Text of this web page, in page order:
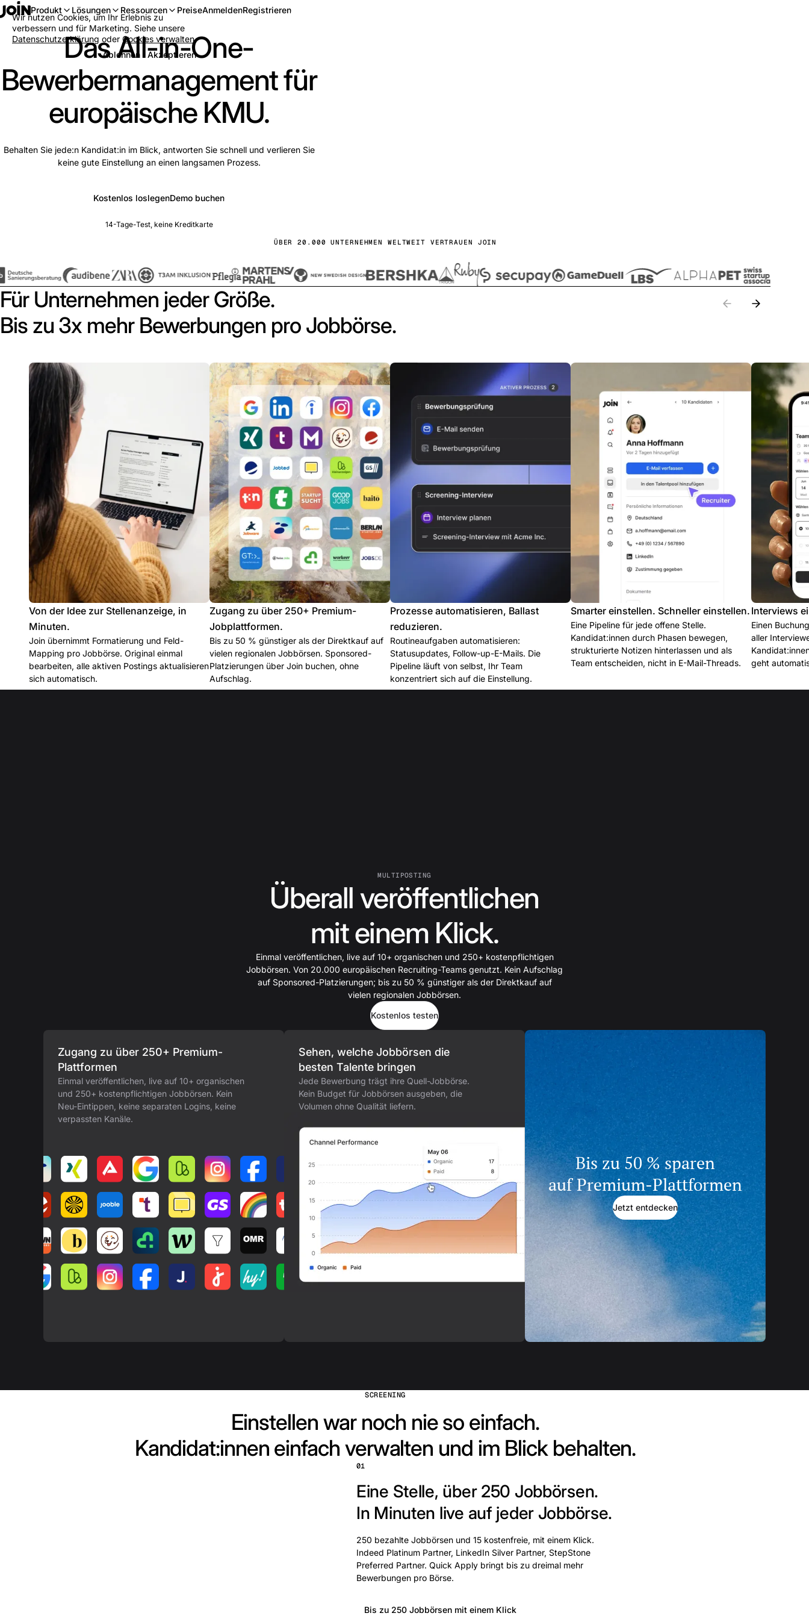
Produkt Lösungen Ressourcen PreiseAnmeldenRegistrieren
Das All-in-One-
Bewerbermanagement für
europäische KMU.
Behalten Sie jede:n Kandidat:in im Blick, antworten Sie schnell und verlieren Sie
keine gute Einstellung an einen langsamen Prozess.
Kostenlos loslegenDemo buchen
14-Tage-Test, keine Kreditkarte
ÜBER 20.000 UNTERNEHMEN WELTWEIT VERTRAUEN JOIN
Für Unternehmen jeder Größe.
Bis zu 3x mehr Bewerbungen pro Jobbörse.
Von der Idee zur Stellenanzeige, in
Minuten.
Join übernimmt Formatierung und Feld-
Mapping pro Jobbörse. Original einmal
bearbeiten, alle aktiven Postings aktualisieren
sich automatisch.
Zugang zu über 250+ Premium-
Jobplattformen.
Bis zu 50 % günstiger als der Direktkauf auf
vielen regionalen Jobbörsen. Sponsored-
Platzierungen über Join buchen, ohne
Aufschlag.
Prozesse automatisieren, Ballast
reduzieren.
Routineaufgaben automatisieren:
Statusupdates, Follow-up-E-Mails. Die
Pipeline läuft von selbst, Ihr Team
konzentriert sich auf die Einstellung.
Smarter einstellen. Schneller einstellen.
Eine Pipeline für jede offene Stelle.
Kandidat:innen durch Phasen bewegen,
strukturierte Notizen hinterlassen und als
Team entscheiden, nicht in E-Mail-Threads.
Interviews
Einen
aller
geht
MULTIPOSTING
Überall veröffentlichen
mit einem Klick.
Einmal veröffentlichen, live auf 10+ organischen und 250+ kostenpflichtigen
Jobbörsen. Von 20.000 europäischen Recruiting-Teams genutzt. Kein Aufschlag
auf Sponsored-Platzierungen; bis zu 50 % günstiger als der Direktkauf auf
vielen regionalen Jobbörsen.
Kostenlos testen
Zugang zu über 250+ Premium-
Plattformen
Einmal veröffentlichen, live auf 10+ organischen
und 250+ kostenpflichtigen Jobbörsen. Kein
Neu-Eintippen, keine separaten Logins, keine
verpassten Kanäle.
Sehen, welche Jobbörsen die
besten Talente bringen
Jede Bewerbung trägt ihre Quell-Jobbörse.
Kein Budget für Jobbörsen ausgeben, die
Volumen ohne Qualität liefern.
Bis zu 50 % sparen
auf Premium-Plattformen
Jetzt entdecken
SCREENING
Einstellen war noch nie so einfach.
Kandidat:innen einfach verwalten und im Blick behalten.
01
Eine Stelle, über 250 Jobbörsen.
In Minuten live auf jeder Jobbörse.
250 bezahlte Jobbörsen und 15 kostenfreie, mit einem Klick.
Indeed Platinum Partner, LinkedIn Silver Partner, StepStone
Preferred Partner. Quick Apply bringt bis zu dreimal mehr
Bewerbungen pro Börse.
Bis zu 250 Jobbörsen mit einem Klick
Wir nutzen Cookies, um Ihr Erlebnis zu
verbessern und für Marketing. Siehe unsere
Datenschutzerklärung oder Cookies verwalten.
Ablehnen
Akzeptieren